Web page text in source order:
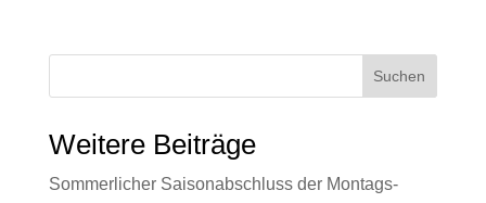
Suchen
Weitere Beiträge
Sommerlicher Saisonabschluss der Montags-